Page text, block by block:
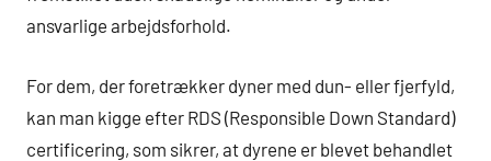
ansvarlige arbejdsforhold.
For dem, der foretrækker dyner med dun- eller fjerfyld,
kan man kigge efter RDS (Responsible Down Standard)
certificering, som sikrer, at dyrene er blevet behandlet